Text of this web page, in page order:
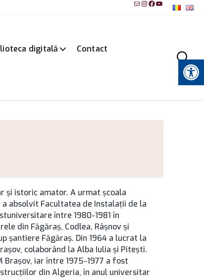
MailInstagram
Facebook
YouTube
digitală
Contact
Instrumente pentru accesibilitate
şi istoric amator. A urmat şcoala
a absolvit Facultatea de Instalaţii de la
între 1980-1981 în
din Făgăraş, Codlea, Râşnov şi
şantiere Făgăraş. Din 1964 a lucrat la
colaborând la Alba Iulia şi Piteşti.
Braşov, iar între 1975-1977 a fost
din Algeria, în anul universitar